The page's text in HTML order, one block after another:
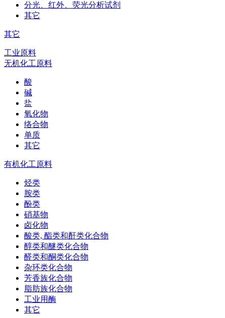
分光、红外、荧光分析试剂
其它
其它
工业原料
无机化工原料
酸
碱
盐
氧化物
络合物
单质
其它
有机化工原料
烃类
胺类
酚类
硝基物
卤化物
酸类, 酯类和酐类化合物
醇类和醚类化合物
醛类和酮类化合物
杂环类化合物
芳香族化合物
脂肪族化合物
工业用酶
其它